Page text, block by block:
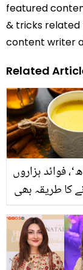
featured
& tricks
content writer
Related
فوائد ہزاروں
کا طریقہ بھی